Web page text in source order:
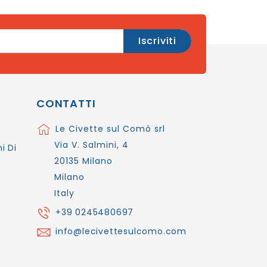
Di
CONTATTI
Le Civette sul Comò srl
Via V. Salmini, 4
20135 Milano
Milano
Italy
+39 0245480697
info@lecivettesulcomo.com